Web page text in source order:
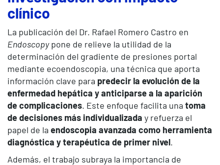
clínico
La publicación del Dr. Rafael Romero Castro en
Endoscopypone de relieve la utilidad de la
determinación del gradiente de presiones portal
mediante ecoendoscopia, una técnica que aporta
información clave para predecir la evolución de la
enfermedad hepática y anticiparse a la aparición
de complicaciones. Este enfoque facilita una toma
de decisiones más individualizada y refuerza el
papel de la endoscopia avanzada como herramienta
diagnóstica y terapéutica de primer nivel.
Además, el trabajo subraya la importancia de